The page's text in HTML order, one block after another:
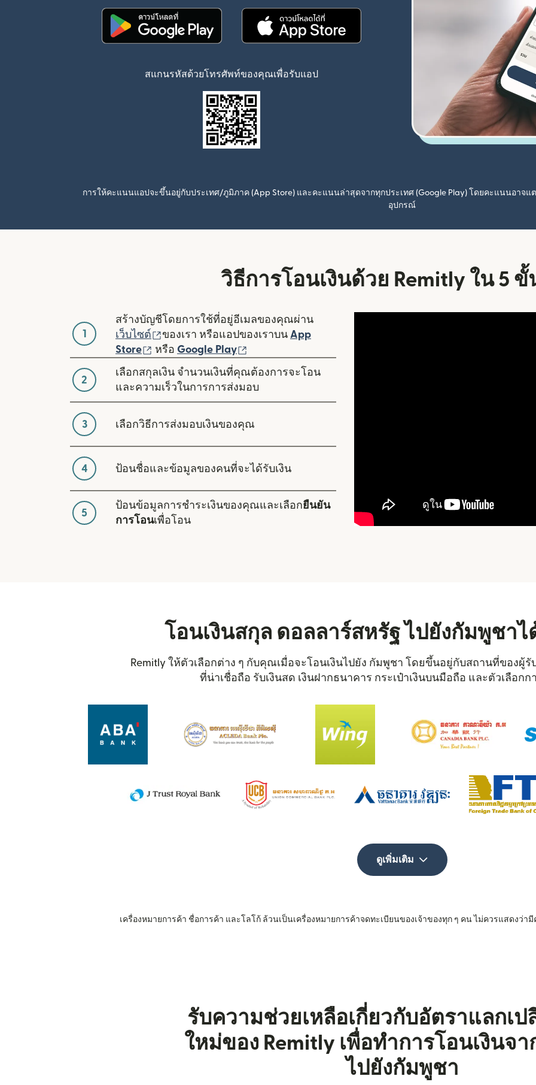
สแกนรหัสด้วยโทรศัพท์ของคุณเพื่อรับแอป
การให้คะแนนแอปจะขึ้นอยู่กับประเทศ/ภูมิภาค (App Store) และคะแนนล่าสุดจากทุกประเทศ (Google Play) โดยคะแนนอาจ
อุปกรณ์
วิธีการโอนเงินด้วย Remitly ใน 5
1
สร้างบัญชีโดยการใช้ที่อยู่อีเมลของคุณผ่าน
เว็บไซต์
(เปิดในหน้าต่างใหม่)
ของเรา หรือแอปของเราบน App
Store
(เปิดในหน้าต่างใหม่)
หรือ Google Play
2
เลือกสกุลเงิน จำนวนเงินที่คุณต้องการจะโอน
และความเร็วในการการส่งมอบ
3 เลือกวิธีการส่งมอบเงินของคุณ
4 ป้อนชื่อและข้อมูลของคนที่จะได้รับเงิน
5
ป้อนข้อมูลการชำระเงินของคุณและเลือกยืนยัน
การโอนเพื่อโอน
โอนเงินสกุล ดอลลาร์สหรัฐ ไปยังกัมพูชา
Remitly ให้ตัวเลือกต่าง ๆ กับคุณเมื่อจะโอนเงินไปยัง กัมพูชา โดยขึ้นอยู่กับสถานที่ของผู้
ที่น่าเชื่อถือ รับเงินสด เงินฝากธนาคาร กระเป๋าเงินบนมือถือ และตัวเลือกก
ดูเพิ่มเติม
เครื่องหมายการค้า ชื่อการค้า และโลโก้ ล้วนเป็นเครื่องหมายการค้าจดทะเบียนของเจ้าของทุก ๆ คน ไม่ควรแสดงว่า
รับความช่วยเหลือเกี่ยวกับอัตราแลกเ
ใหม่ของ Remitly เพื่อทำการโอนเงินจา
ไปยังกัมพูชา